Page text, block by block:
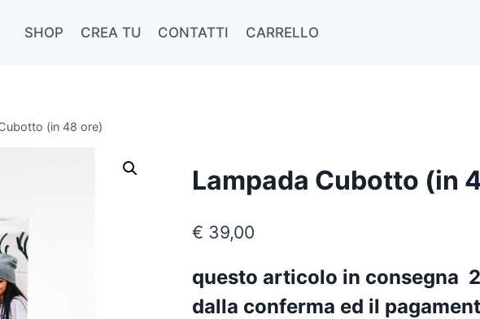
SHOP CREA TU CONTATTI CARRELLO
(in 48 ore)
Lampada Cubotto (in
€ 39,00
questo articolo in consegna
dalla conferma ed il